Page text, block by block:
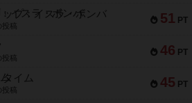
51 PT
プ：イスラ・ボンバ
稿
46 PT
投稿
45 PT
イム
投稿